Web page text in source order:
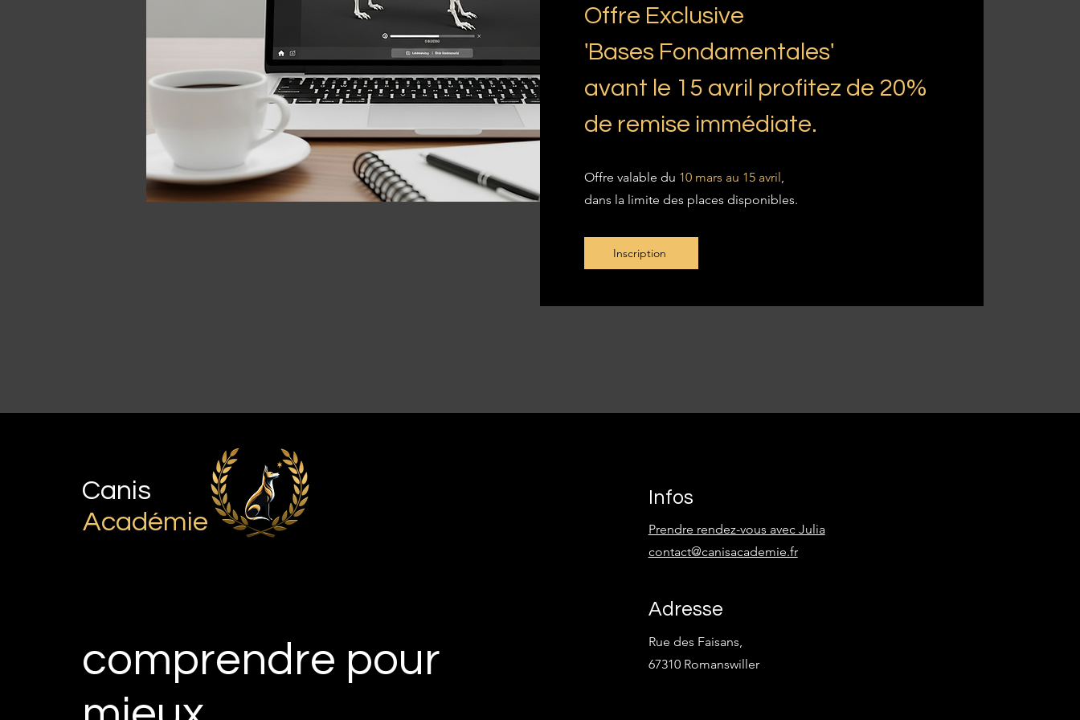
Offre Exclusive
'Bases Fondamentales'
avant le 15 avril profitez de 20%
de remise immédiate.
Offre valable du 10 mars au 15 avril,
dans la limite des places disponibles.
Inscription
Académie
Canis
comprendre pour
Infos
Prendre rendez-vous avec Julia
contact@canisacademie.fr
Adresse
Rue des Faisans,
67310 Romanswiller